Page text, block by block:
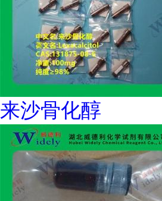
来沙骨化醇